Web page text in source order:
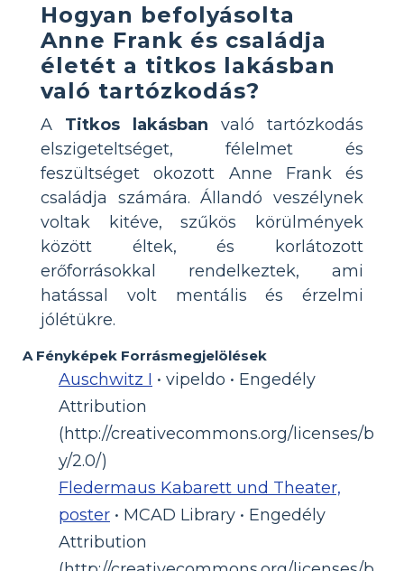
Hogyan befolyásolta
Anne Frank és családja
életét a titkos lakásban
való tartózkodás?
A Titkos lakásban való tartózkodás
elszigeteltséget, félelmet és
feszültséget okozott Anne Frank és
családja számára. Állandó veszélynek
voltak kitéve, szűkös körülmények
között éltek, és korlátozott
erőforrásokkal rendelkeztek, ami
hatással volt mentális és érzelmi
jólétükre.
A Fényképek Forrásmegjelölések
Auschwitz I • vipeldo • Engedély
Attribution
(http://creativecommons.org/licenses/b
y/2.0/)
Fledermaus Kabarett und Theater,
poster • MCAD Library • Engedély
Attribution